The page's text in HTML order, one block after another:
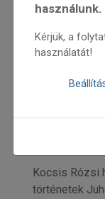
Kocsis Rózsi
történetek
használunk.
Kérjük, a
használatát!